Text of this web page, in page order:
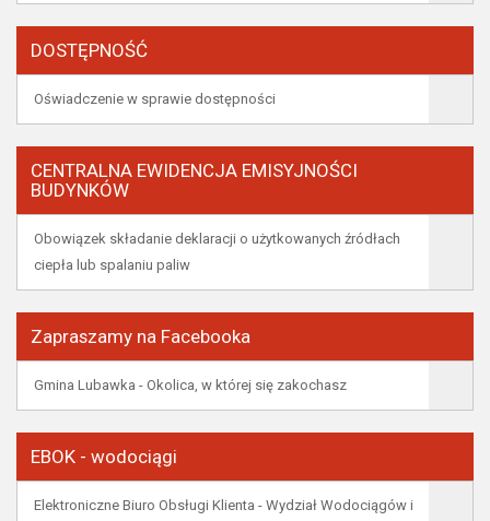
DOSTĘPNOŚĆ
Oświadczenie w sprawie dostępności
CENTRALNA EWIDENCJA EMISYJNOŚCI
BUDYNKÓW
Obowiązek składanie deklaracji o użytkowanych źródłach
ciepła lub spalaniu paliw
Zapraszamy na Facebooka
Gmina Lubawka - Okolica, w której się zakochasz
EBOK - wodociągi
Elektroniczne Biuro Obsługi Klienta - Wydział Wodociągów i